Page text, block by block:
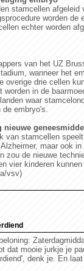
stamcellen
worden
echter worden
van het UZ
wanneer het
overige drie cellen
worden in de
waar
embryo's.
nieuwe
van stamcellen
maar ook
zou de nieuwe
vier kinderen
vsv)
dat mooie jurkje je
denk je. En